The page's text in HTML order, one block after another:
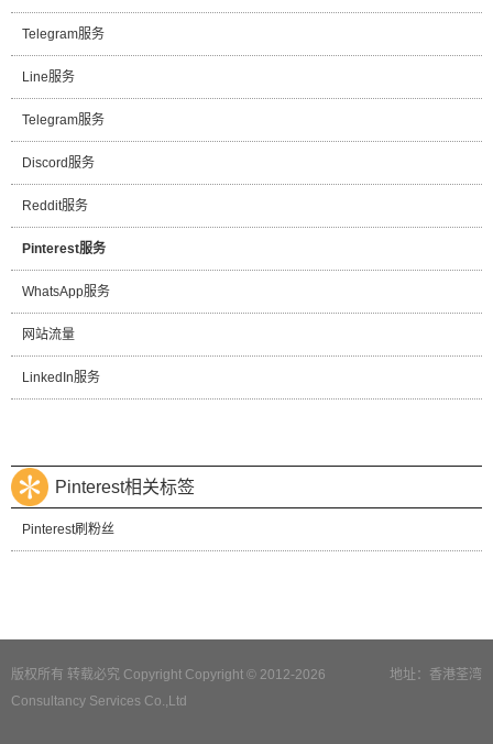
Telegram服务
Line服务
Telegram服务
Discord服务
Reddit服务
Pinterest服务
WhatsApp服务
网站流量
LinkedIn服务
Pinterest相关标签
Pinterest刷粉丝
地址：香港荃湾
版权所有 转载必究 Copyright Copyright © 2012-2026
Consultancy Services Co.,Ltd